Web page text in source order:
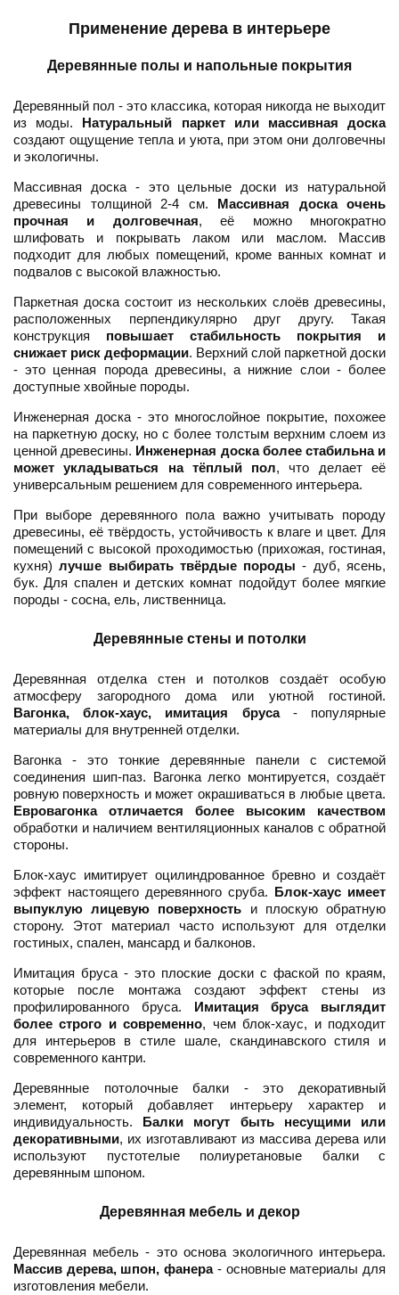
Применение дерева в интерьере
Деревянные полы и напольные покрытия
Деревянный пол - это классика, которая никогда не выходит
из моды. Натуральный паркет или массивная доска
создают ощущение тепла и уюта, при этом они долговечны
и экологичны.
Массивная доска - это цельные доски из натуральной
древесины толщиной 2-4 см. Массивная доска очень
прочная и долговечная, её можно многократно
шлифовать и покрывать лаком или маслом. Массив
подходит для любых помещений, кроме ванных комнат и
подвалов с высокой влажностью.
Паркетная доска состоит из нескольких слоёв древесины,
расположенных перпендикулярно друг другу. Такая
конструкция повышает стабильность покрытия и
снижает риск деформации. Верхний слой паркетной доски
- это ценная порода древесины, а нижние слои - более
доступные хвойные породы.
Инженерная доска - это многослойное покрытие, похожее
на паркетную доску, но с более толстым верхним слоем из
ценной древесины. Инженерная доска более стабильна и
может укладываться на тёплый пол, что делает её
универсальным решением для современного интерьера.
При выборе деревянного пола важно учитывать породу
древесины, её твёрдость, устойчивость к влаге и цвет. Для
помещений с высокой проходимостью (прихожая, гостиная,
кухня)лучше выбирать твёрдые породы - дуб, ясень,
бук. Для спален и детских комнат подойдут более мягкие
породы - сосна, ель, лиственница.
Деревянные стены и потолки
Деревянная отделка стен и потолков создаёт особую
атмосферу загородного дома или уютной гостиной.
Вагонка, блок-хаус, имитация бруса- популярные
материалы для внутренней отделки.
Вагонка - это тонкие деревянные панели с системой
соединения шип-паз. Вагонка легко монтируется, создаёт
ровную поверхность и может окрашиваться в любые цвета.
Евровагонка отличается более высоким качеством
обработки и наличием вентиляционных каналов с обратной
стороны.
Блок-хаус имитирует оцилиндрованное бревно и создаёт
эффект настоящего деревянного сруба. Блок-хаус имеет
выпуклую лицевую поверхность и плоскую обратную
сторону. Этот материал часто используют для отделки
гостиных, спален, мансард и балконов.
Имитация бруса - это плоские доски с фаской по краям,
которые после монтажа создают эффект стены из
профилированного бруса. Имитация бруса выглядит
более строго и современно, чем блок-хаус, и подходит
для интерьеров в стиле шале, скандинавского стиля и
современного кантри.
Деревянные потолочные балки - это декоративный
элемент, который добавляет интерьеру характер и
индивидуальность. Балки могут быть несущими или
декоративными, их изготавливают из массива дерева или
используют пустотелые полиуретановые балки с
деревянным шпоном.
Деревянная мебель и декор
Деревянная мебель - это основа экологичного интерьера.
Массив дерева, шпон, фанера- основные материалы для
изготовления мебели.